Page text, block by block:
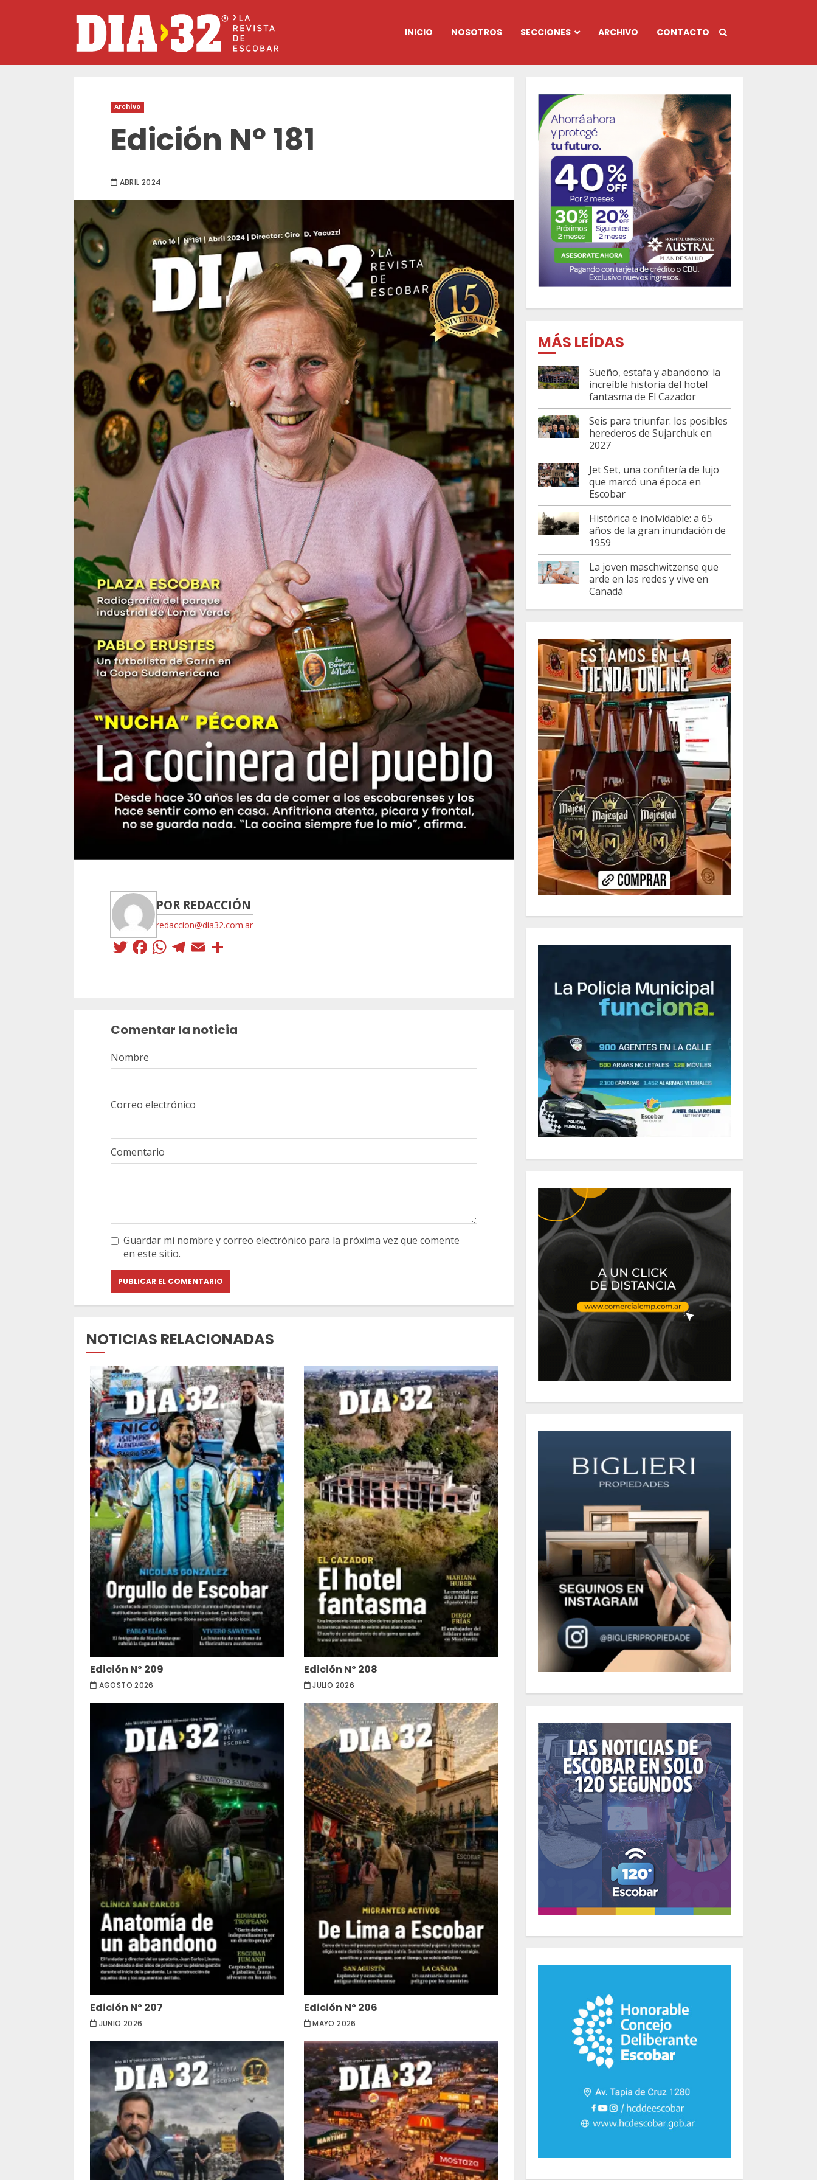
INICIO NOSOTROS SECCIONES ARCHIVO CONTACTO
Archivo
Edición Nº 181
ABRIL 2024
POR REDACCIÓN
redaccion@dia32.com.ar
Twitter
Facebook
WhatsApp
Telegram
Email
Comentar la noticia
Comentario
Nombre
Correo electrónico
Guardar mi nombre y correo electrónico para la próxima vez que comente
en este sitio.
NOTICIAS RELACIONADAS
Edición Nº 209
AGOSTO 2026
Edición Nº 208
JULIO 2026
Edición Nº 207
JUNIO 2026
Edición Nº 206
MAYO 2026
MÁS LEÍDAS
Sueño, estafa y abandono: la
increíble historia del hotel
fantasma de El Cazador
Seis para triunfar: los posibles
herederos de Sujarchuk en
2027
Jet Set, una confitería de lujo
que marcó una época en
Escobar
Histórica e inolvidable: a 65
años de la gran inundación de
1959
La joven maschwitzense que
arde en las redes y vive en
Canadá